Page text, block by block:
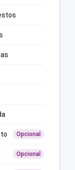
Opcional
Opcional